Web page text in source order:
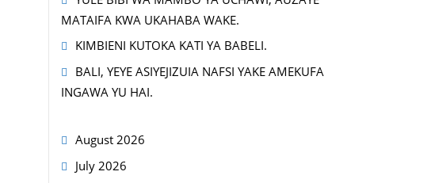
MATAIFA KWA UKAHABA WAKE.
KIMBIENI KUTOKA KATI YA BABELI.
BALI, YEYE ASIYEJIZUIA NAFSI YAKE AMEKUFA
INGAWA YU HAI.
August 2026
July 2026